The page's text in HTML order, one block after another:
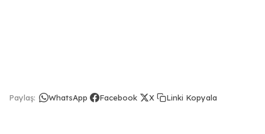
Paylaş: WhatsApp Facebook X Linki Kopyala